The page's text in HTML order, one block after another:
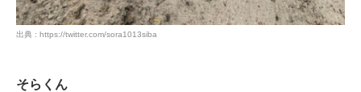
出典 : https://twitter.com/sora1013siba
そらくん